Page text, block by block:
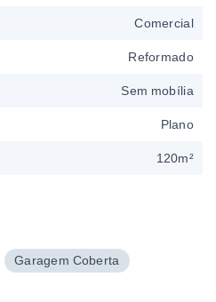
Garagem Coberta
Comercial
Reformado
Sem mobília
Plano
120m²